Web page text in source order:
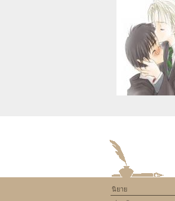
assumed
will throw an Error
/home/
นานาชาติ เรียล ไ
นิยาย